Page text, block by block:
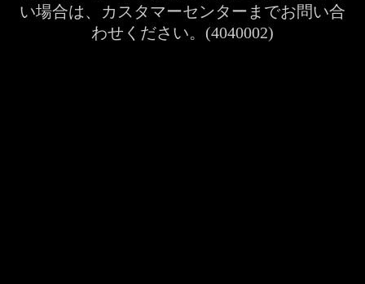
い場合は、カスタマーセンターまでお問い合
わせください。(4040002)